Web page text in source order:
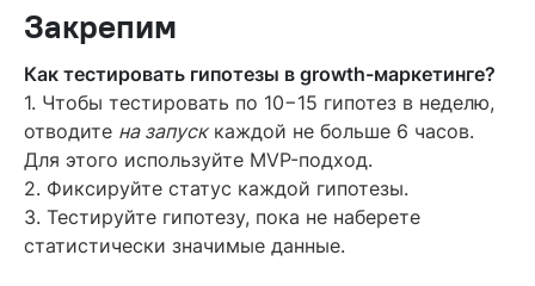
Закрепим
Как тестировать гипотезы в growth-маркетинге?
1. Чтобы тестировать по 10−15 гипотез в неделю,
отводите на запусккаждой не больше 6 часов.
Для этого используйте MVP-подход.
2. Фиксируйте статус каждой гипотезы.
3. Тестируйте гипотезу, пока не наберете
статистически значимые данные.